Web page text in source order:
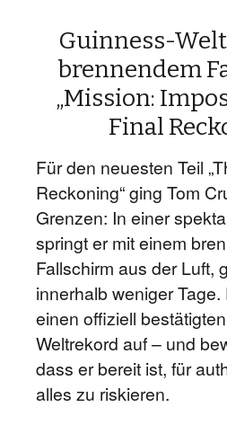
Guinness-
brennendem
„Mission:
Final
Für den neuesten Teil
Reckoning“ ging Tom
Grenzen: In einer
springt er mit einem
Fallschirm aus der Luft,
innerhalb weniger
einen offiziell
Weltrekord auf – und
dass er bereit ist, für
alles zu riskieren.